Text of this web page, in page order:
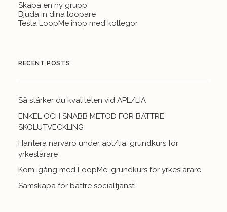
Skapa en ny grupp
Bjuda in dina loopare
Testa LoopMe ihop med kollegor
RECENT POSTS
Så stärker du kvaliteten vid APL/LIA
ENKEL OCH SNABB METOD FÖR BÄTTRE
SKOLUTVECKLING
Hantera närvaro under apl/lia: grundkurs för
yrkeslärare
Kom igång med LoopMe: grundkurs för yrkeslärare
Samskapa för bättre socialtjänst!